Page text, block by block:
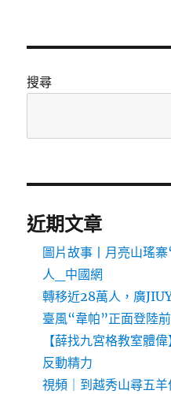
搜尋
近期文章
圖片故事丨月亮山瑤
人_中國網
轉移近28萬人，廣
臺風“韋帕”正面登陸
【薛找九宮格教室體
反動精力
視頻｜到越秀山尋五